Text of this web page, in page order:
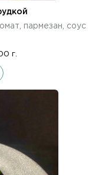
пармезан, соус
г.